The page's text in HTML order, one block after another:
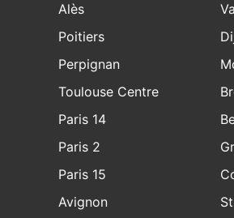
Alès
Poitiers
Perpignan
Toulouse Centre
Paris 14
Paris 2
Paris 15
Avignon